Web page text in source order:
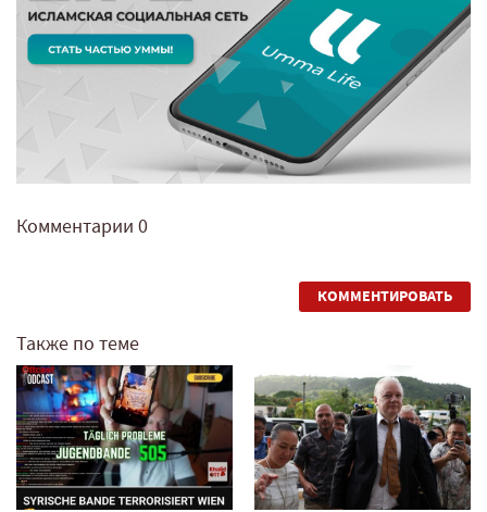
Комментарии 0
КОММЕНТИРОВАТЬ
Также по теме